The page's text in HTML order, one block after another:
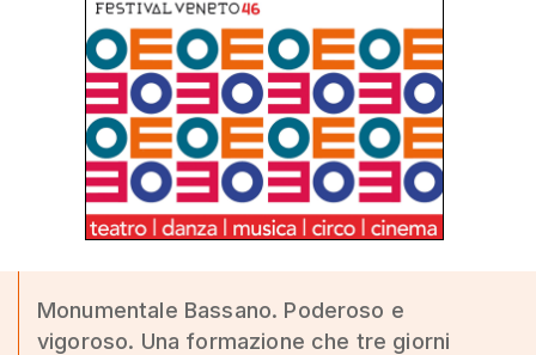
Monumentale Bassano. Poderoso e
vigoroso. Una formazione che tre giorni